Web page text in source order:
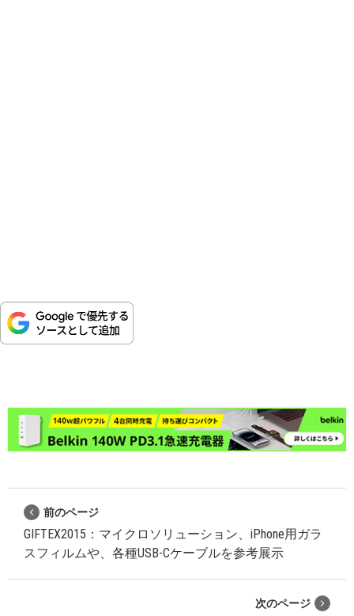
前のページ
GIFTEX2015：マイクロソリューション、iPhone用ガラ
スフィルムや、各種USB-Cケーブルを参考展示
次のページ